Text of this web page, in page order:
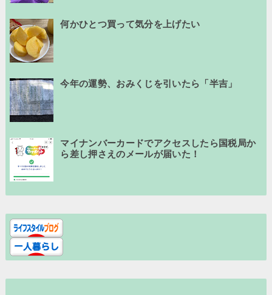
何かひとつ買って気分を上げたい
今年の運勢、おみくじを引いたら「半吉」
マイナンバーカードでアクセスしたら国税局か
ら差し押さえのメールが届いた！